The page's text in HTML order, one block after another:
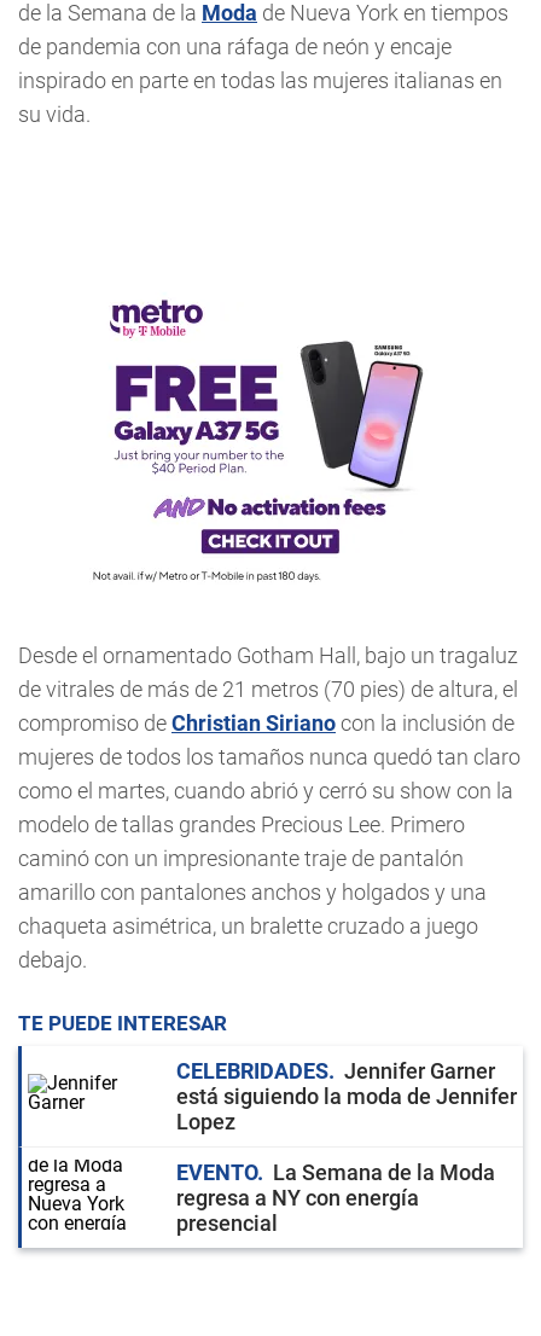
de la Semana de la Moda de Nueva York en tiempos
de pandemia con una ráfaga de neón y encaje
inspirado en parte en todas las mujeres italianas en
su vida.
Desde el ornamentado Gotham Hall, bajo un tragaluz
de vitrales de más de 21 metros (70 pies) de altura, el
compromiso deChristian Sirianocon la inclusión de
mujeres de todos los tamaños nunca quedó tan claro
como el martes, cuando abrió y cerró su show con la
modelo de tallas grandes Precious Lee. Primero
caminó con un impresionante traje de pantalón
amarillo con pantalones anchos y holgados y una
chaqueta asimétrica, un bralette cruzado a juego
debajo.
TE PUEDE INTERESAR
CELEBRIDADES
Jennifer Garner
está siguiendo la moda de Jennifer
Lopez
EVENTO
La Semana de la Moda
regresa a NY con energía
presencial